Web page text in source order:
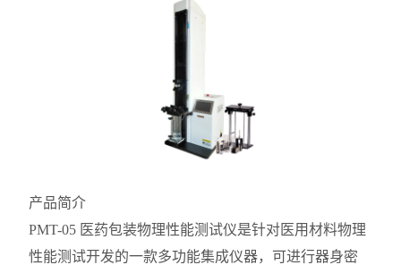
产品简介
PMT-05 医药包装物理性能测试仪是针对医用材料物理
性能测试开发的一款多功能集成仪器，可进行器身密